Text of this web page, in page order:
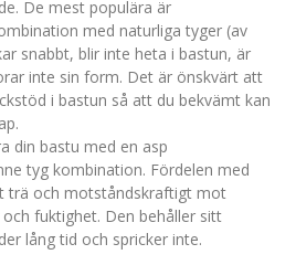
De mest populära är
med naturliga tyger (av
snabbt, blir inte heta i bastun, är
inte sin form. Det är önskvärt att
i bastun så att du bekvämt kan
din bastu med en asp
tyg kombination. Fördelen med
trä och motståndskraftigt mot
fuktighet. Den behåller sitt
lång tid och spricker inte.